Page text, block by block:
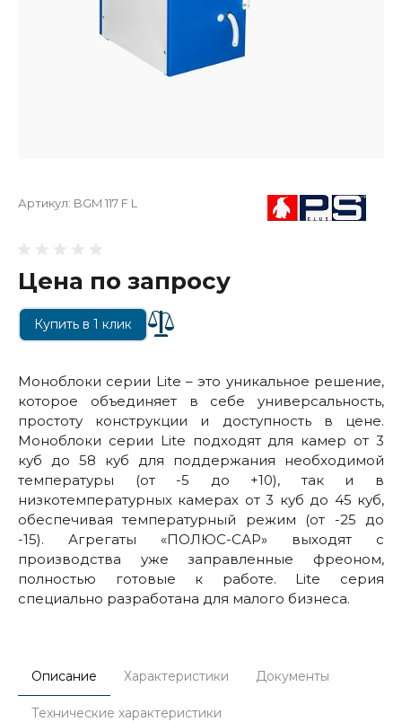
Артикул: BGM 117 F L
Цена по запросу
Купить в 1 клик
Моноблоки серии Lite – это уникальное решение,
которое объединяет в себе универсальность,
простоту конструкции и доступность в цене.
Моноблоки серии Lite подходят для камер от 3
куб до 58 куб для поддержания необходимой
температуры (от -5 до +10), так и в
низкотемпературных камерах от 3 куб до 45 куб,
обеспечивая температурный режим (от -25 до
-15). Агрегаты «ПОЛЮС-САР» выходят с
производства уже заправленные фреоном,
полностью готовые к работе. Lite серия
специально разработана для малого бизнеса.
Описание Характеристики Документы
Технические характеристики